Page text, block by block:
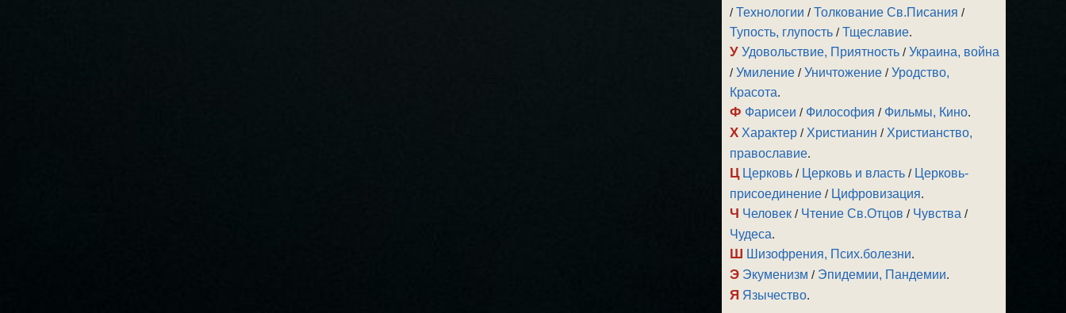
/Технологии /Толкование Св.Писания /
Тупость, глупость /Тщеславие.
У Удовольствие, Приятность /Украина, война
/Умиление /Уничтожение /Уродство,
Красота.
Ф Фарисеи / Философия / Фильмы, Кино.
Х Характер / Христианин / Христианство,
православие.
Ц Церковь / Церковь и власть / Церковь-
присоединение / Цифровизация.
Ч Человек / Чтение Св.Отцов / Чувства /
Чудеса.
Ш Шизофрения, Псих.болезни.
Э Экуменизм / Эпидемии, Пандемии.
Я Язычество.